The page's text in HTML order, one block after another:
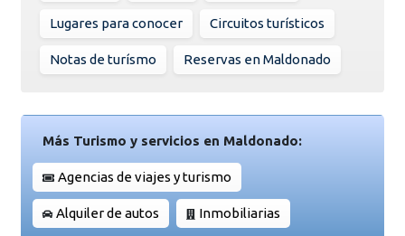
Lugares para conocer Circuitos turísticos
Notas de turísmo Reservas en Maldonado
Más Turismo y servicios en Maldonado:
Agencias de viajes y turismo
Alquiler de autos Inmobiliarias